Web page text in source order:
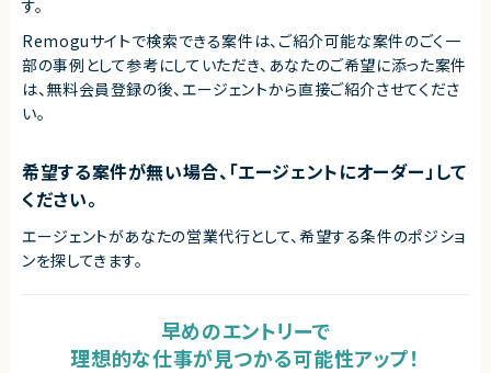
す。
Remoguサイトで検索できる案件は、ご紹介可能な案件のごく一
部の事例として参考にしていただき、 あなたのご希望に添った案件
は、無料会員登録の後、エージェントから直接ご紹介させてくださ
い。
希望する案件が無い場合、「エージェントにオーダー」して
ください。
エージェントがあなたの営業代行として、希望する条件のポジショ
ンを探してきます。
早めのエントリーで
理想的な仕事が見つかる可能性アップ！